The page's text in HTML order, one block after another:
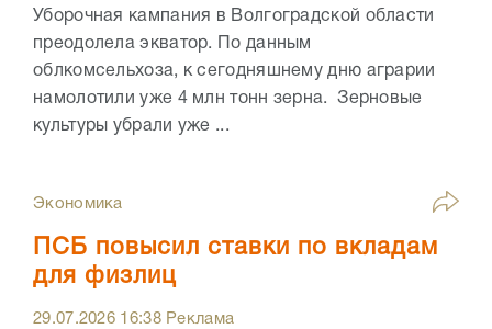
Уборочная кампания в Волгоградской области
преодолела экватор. По данным
облкомсельхоза, к сегодняшнему дню аграрии
намолотили уже 4 млн тонн зерна. Зерновые
культуры убрали уже ...
Экономика
ПСБ повысил ставки по вкладам
для физлиц
29.07.2026 16:38Реклама